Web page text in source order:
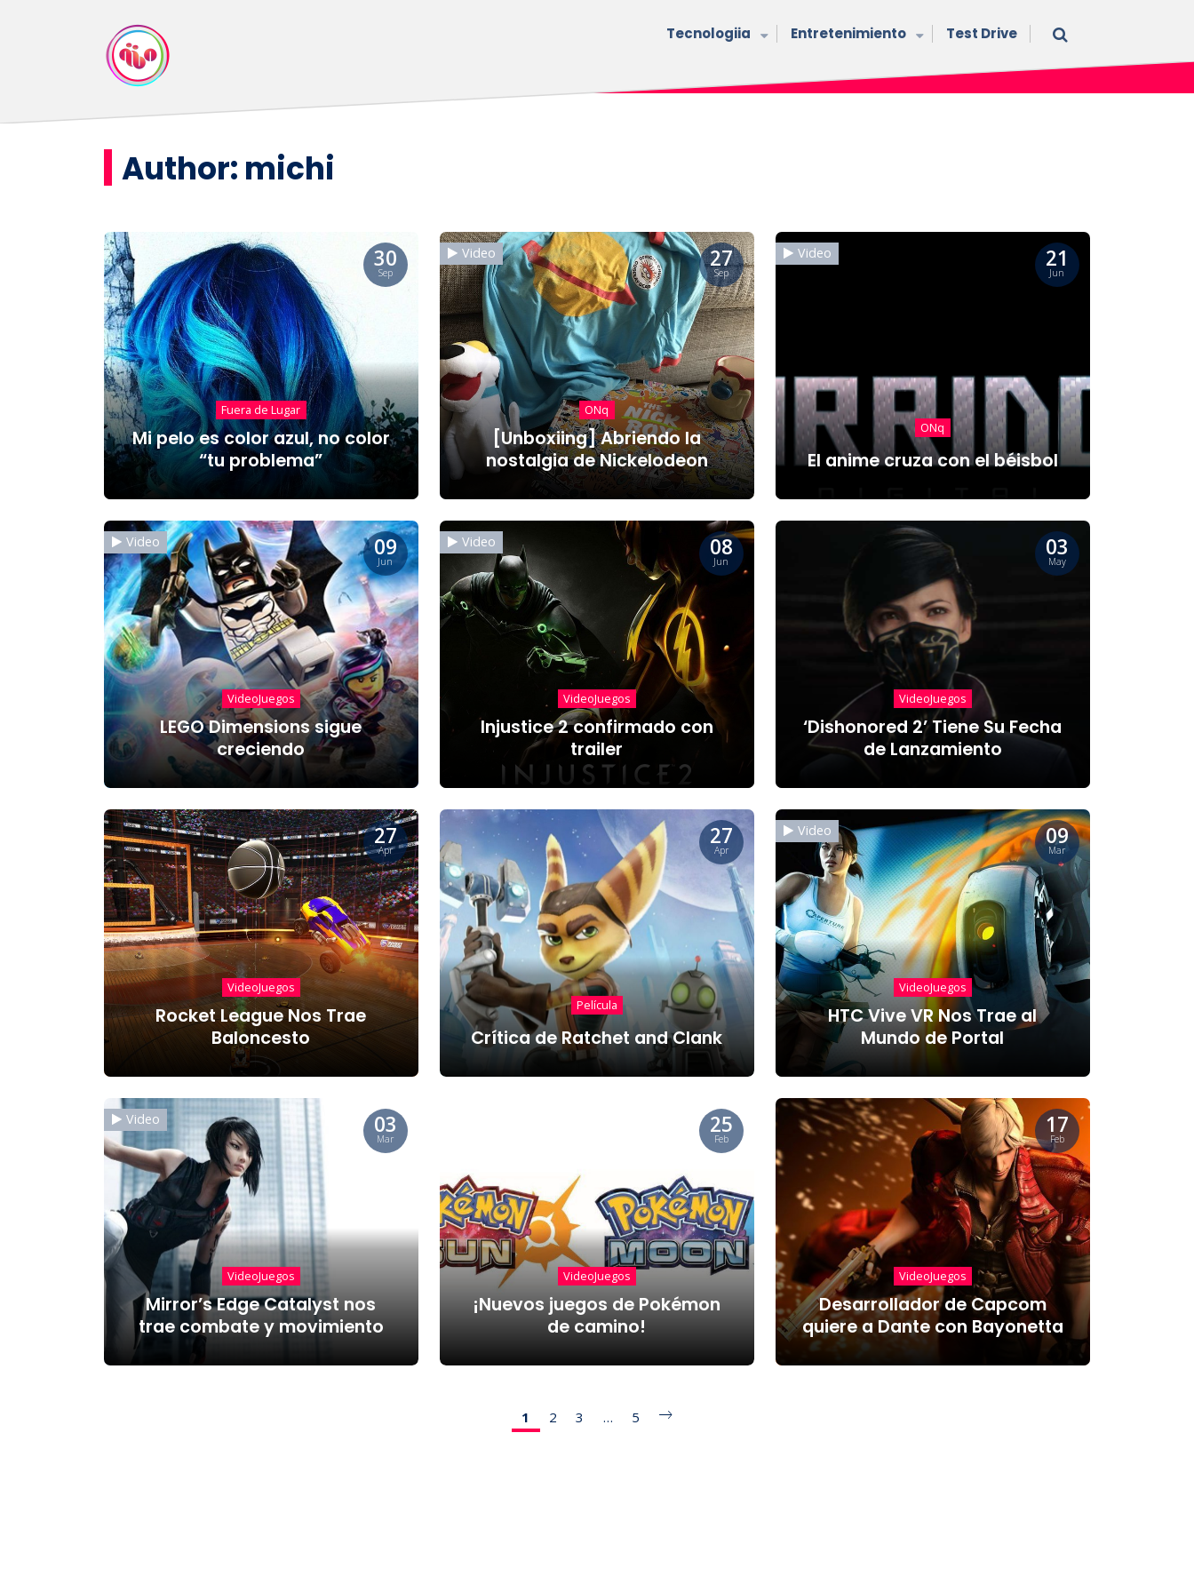
Tecnologiia Entretenimiento Test Drive
Author: michi
30
Sep
Fuera de Lugar
Mi pelo es color azul, no color
“tu problema”
27
Sep
Video
ONq
[Unboxiing] Abriendo la
nostalgia de Nickelodeon
21
Jun
Video
ONq
El anime cruza con el béisbol
09
Jun
Video
VideoJuegos
LEGO Dimensions sigue
creciendo
08
Jun
Video
VideoJuegos
Injustice 2 confirmado con
trailer
03
May
VideoJuegos
‘Dishonored 2’ Tiene Su Fecha
de Lanzamiento
27
Apr
VideoJuegos
Rocket League Nos Trae
Baloncesto
27
Apr
Película
Crítica de Ratchet and Clank
09
Mar
Video
VideoJuegos
HTC Vive VR Nos Trae al
Mundo de Portal
03
Mar
Video
VideoJuegos
Mirror’s Edge Catalyst nos
trae combate y movimiento
25
Feb
VideoJuegos
¡Nuevos juegos de Pokémon
de camino!
17
Feb
VideoJuegos
Desarrollador de Capcom
quiere a Dante con Bayonetta
1 2 3 … 5